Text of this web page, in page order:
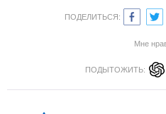
ПОДЕЛИТЬСЯ:
Мне
ПОДЫТОЖИТЬ: